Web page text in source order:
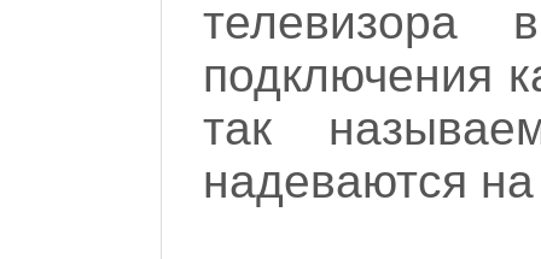
телевизора
подключения
так
надеваются